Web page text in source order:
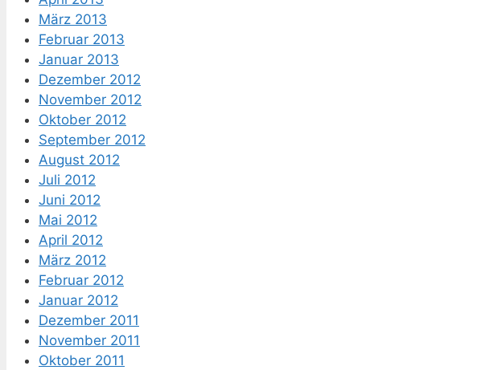
März 2013
Februar 2013
Januar 2013
Dezember 2012
November 2012
Oktober 2012
September 2012
August 2012
Juli 2012
Juni 2012
Mai 2012
April 2012
März 2012
Februar 2012
Januar 2012
Dezember 2011
November 2011
Oktober 2011